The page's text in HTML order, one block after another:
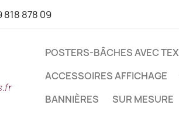
818 878 09
POSTERS-BÂCHES AVEC
ACCESSOIRES AFFICHAGE
BANNIÈRES
SUR MESURE